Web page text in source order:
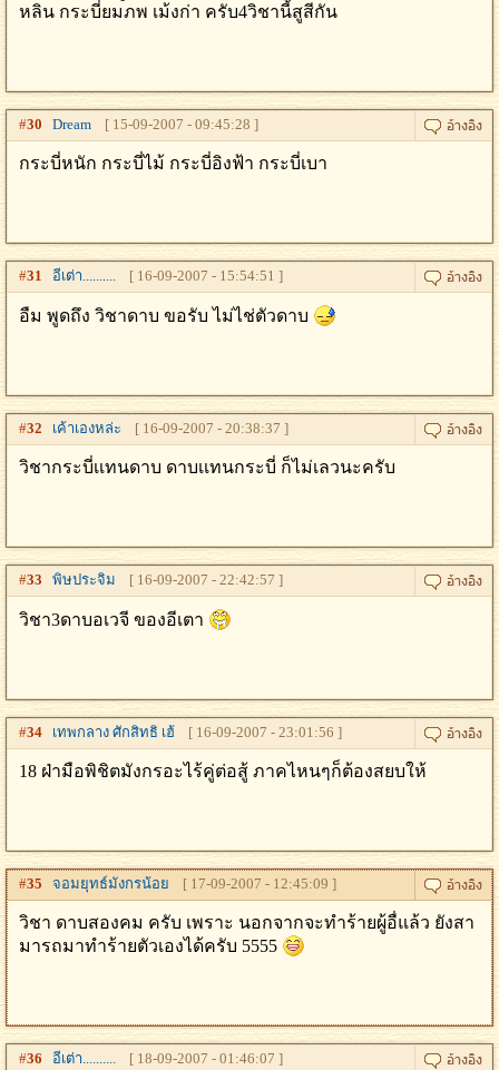
หลิน กระบี่ยมภพ เม้งก่า ครับ4วิชานี้สูสีกัน
#30 Dream [ 15-09-2007 - 09:45:28 ]
กระบี่หนัก กระบี่ไม้ กระบี่อิงฟ้า กระบี่เบา
#31 อีเต่า.......... [ 16-09-2007 - 15:54:51 ]
อืม พูดถึง วิชาดาบ ขอรับ ไม่ไช่ตัวดาบ
#32 เค้าเองหล่ะ [ 16-09-2007 - 20:38:37 ]
วิชากระบี่เเทนดาบ ดาบเเทนกระบี่ ก็ไม่เลวนะครับ
#33 พิษประจิม [ 16-09-2007 - 22:42:57 ]
วิชา3ดาบอเวจี ของอีเตา
#34 เทพกลาง ศักสิทธิ เฮ้ [ 16-09-2007 - 23:01:56 ]
18 ฝ่ามือพิชิตมังกรอะไร้คู่ต่อสู้ ภาคไหนๆก็ต้องสยบให้
#35 จอมยุทธ์มังกรน้อย [ 17-09-2007 - 12:45:09 ]
วิชา ดาบสองคม ครับ เพราะ นอกจากจะทําร้ายผู้อื่แล้ว ยังสา
มารถมาทําร้ายตัวเองได้ครับ 5555
#36 อีเต่า.......... [ 18-09-2007 - 01:46:07 ]